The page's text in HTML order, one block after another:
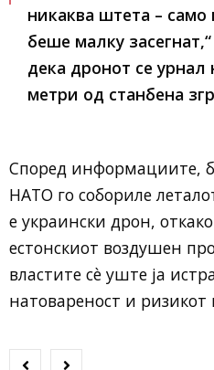
никаква штета –
беше малку
дека дронот се урнал
метри од станбена
Според информациите,
НАТО го собориле
е украински дрон,
естонскиот воздушен
властите сè уште ја
натовареност и ризикот